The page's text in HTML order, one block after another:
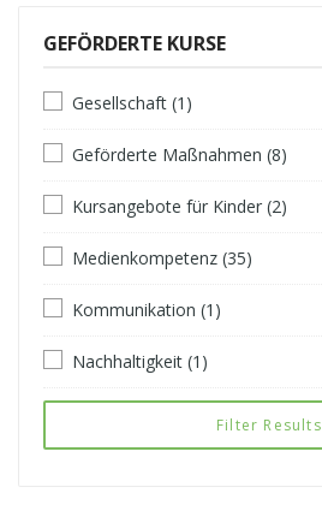
GEFÖRDERTE KURSE
Gesellschaft (1)
Geförderte Maßnahmen (8)
Kursangebote für Kinder (2)
Medienkompetenz (35)
Kommunikation (1)
Nachhaltigkeit (1)
Filter Results